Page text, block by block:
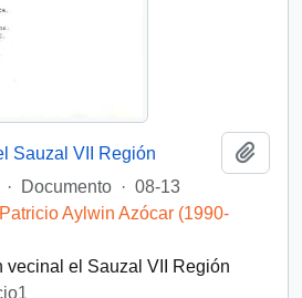
Sauzal VII Región
· Documento · 08-13
Aylwin Azócar (1990-
vecinal el Sauzal VII Región